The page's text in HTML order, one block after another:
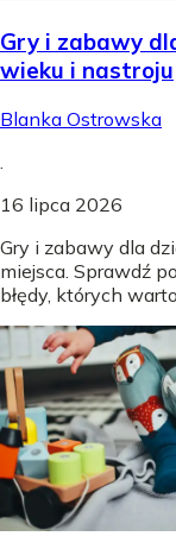
Gry i zabawy
wieku i nastroju
Blanka Ostrowska
16 lipca 2026
Gry i zabawy dla
miejsca. Sprawdź
błędy, których